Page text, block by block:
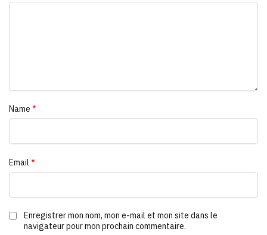
Name *
Email *
Enregistrer mon nom, mon e-mail et mon site dans le
navigateur pour mon prochain commentaire.